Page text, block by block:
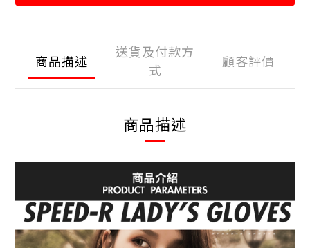
商品描述
送貨及付款方
式
顧客評價
商品描述